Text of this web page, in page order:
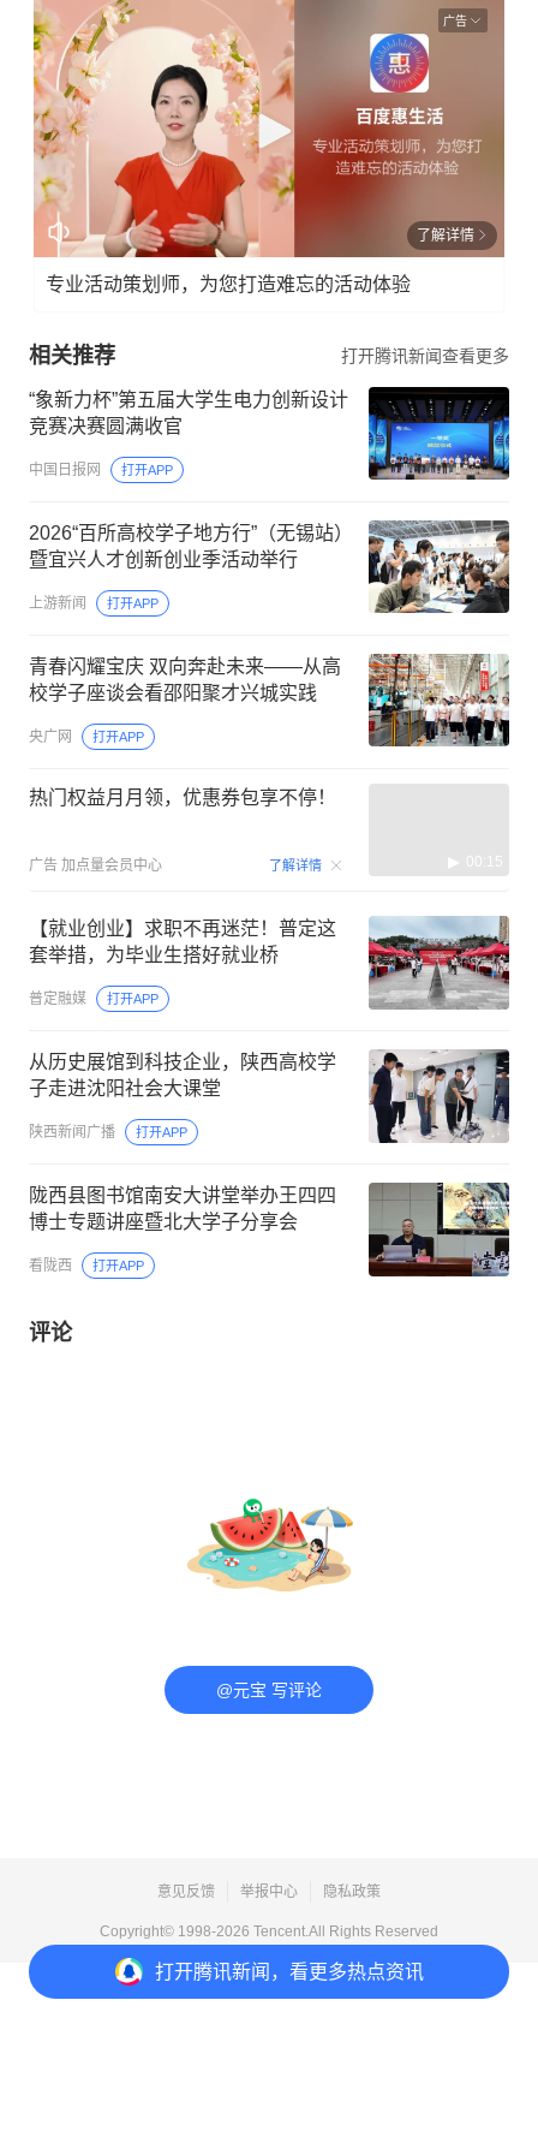
打开腾讯新闻，看更多热点资讯
广告
了解详情
专业活动策划师，为您打造难忘的活动体验
相关推荐 打开腾讯新闻查看更多
“象新力杯”第五届大学生电力创新设计
竞赛决赛圆满收官
中国日报网 打开APP
2026“百所高校学子地方行”（无锡站）
暨宜兴人才创新创业季活动举行
上游新闻 打开APP
青春闪耀宝庆 双向奔赴未来——从高
校学子座谈会看邵阳聚才兴城实践
央广网 打开APP
热门权益月月领，优惠券包享不停！
广告 加点量会员中心 了解详情 00:15
【就业创业】求职不再迷茫！普定这
套举措，为毕业生搭好就业桥
普定融媒 打开APP
从历史展馆到科技企业，陕西高校学
子走进沈阳社会大课堂
陕西新闻广播 打开APP
陇西县图书馆南安大讲堂举办王四四
博士专题讲座暨北大学子分享会
看陇西 打开APP
评论
@元宝 写评论
意见反馈 举报中心 隐私政策
Copyright© 1998-2026 Tencent.All Rights Reserved